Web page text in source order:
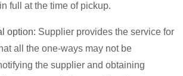
full at the time of pickup.
option: Supplier provides the service for
all the one-ways may not be
the supplier and obtaining